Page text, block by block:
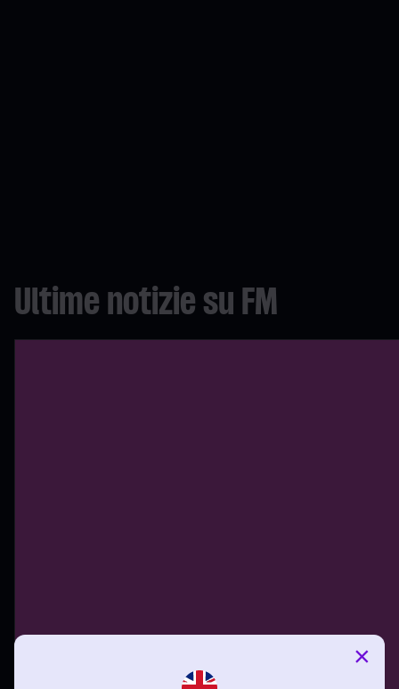
Ultime notizie su FM
×